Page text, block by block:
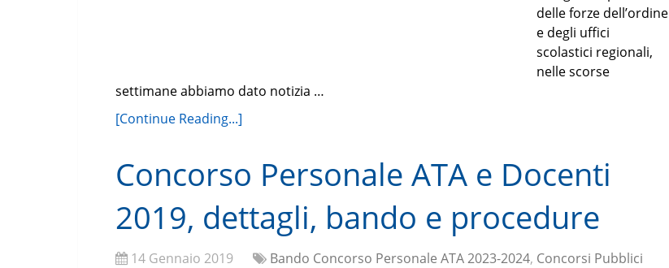
delle forze dell’ordine
e degli uffici
scolastici regionali,
nelle scorse
settimane abbiamo dato notizia …
[Continue Reading...]
Concorso Personale ATA e Docenti
2019, dettagli, bando e procedure
14 Gennaio 2019 Bando Concorso Personale ATA 2023-2024, Concorsi Pubblici